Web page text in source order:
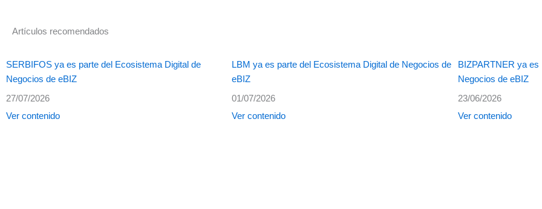
Artículos recomendados
SERBIFOS ya es parte del Ecosistema Digital de
Negocios de eBIZ
27/07/2026
Ver contenido
LBM ya es parte del Ecosistema Digital de Negocios de
eBIZ
01/07/2026
Ver contenido
BIZPARTNER ya es
Negocios de eBIZ
23/06/2026
Ver contenido